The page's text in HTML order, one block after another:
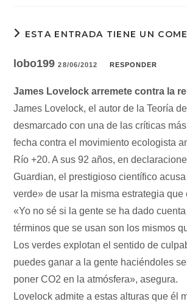
ESTA ENTRADA TIENE UN
lobo19928/06/2012 RESPONDER
James Lovelock arremete contra la
James Lovelock, el autor de la Teoría
desmarcado con una de las críticas
fecha contra el movimiento ecologista
Río +20. A sus 92 años, en
Guardian, el prestigioso científico
verde» de usar la misma estrategia
«Yo no sé si la gente se ha dado
términos que se usan son los mismos
Los verdes explotan el sentido de
puedes ganar a la gente haciéndoles
poner CO2 en la atmósfera», asegura.
Lovelock admite a estas alturas que él